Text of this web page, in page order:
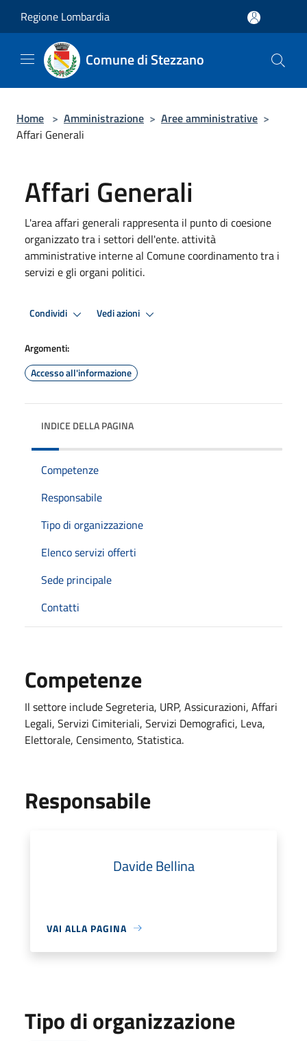
Regione Lombardia
Comune di Stezzano
Home > Amministrazione > Aree amministrative >
Affari Generali
Affari Generali
L'area affari generali rappresenta il punto di coesione
organizzato tra i settori dell'ente. attività
amministrative interne al Comune coordinamento tra i
servizi e gli organi politici.
Condividi Vedi azioni
Argomenti:
Accesso all'informazione
INDICE DELLA PAGINA
Competenze
Responsabile
Tipo di organizzazione
Elenco servizi offerti
Sede principale
Contatti
Competenze
Il settore include Segreteria, URP, Assicurazioni, Affari
Legali, Servizi Cimiteriali, Servizi Demografici, Leva,
Elettorale, Censimento, Statistica.
Responsabile
Davide Bellina
VAI ALLA PAGINA
Tipo di organizzazione